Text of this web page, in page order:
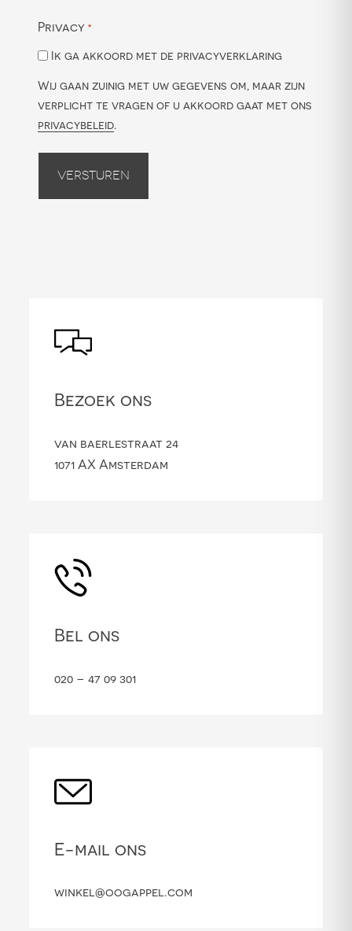
Privacy *
Ik ga akkoord met de privacyverklaring
Wij gaan zuinig met uw gegevens om, maar zijn
verplicht te vragen of u akkoord gaat met ons
privacybeleid.
Versturen
Bezoek ons
van baerlestraat 24
1071 AX Amsterdam
Bel ons
020 – 47 09 301
E-mail ons
winkel@oogappel.com